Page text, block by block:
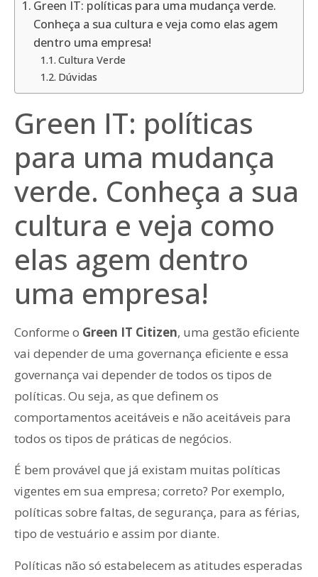
Green IT: políticas para uma mudança verde.
Conheça a sua cultura e veja como elas agem
dentro uma empresa!
Cultura Verde
Dúvidas
Green IT: políticas
para uma mudança
verde. Conheça a sua
cultura e veja como
elas agem dentro
uma empresa!
Conforme o Green IT Citizen, uma gestão eficiente
vai depender de uma governança eficiente e essa
governança vai depender de todos os tipos de
políticas. Ou seja, as que definem os
comportamentos aceitáveis e não aceitáveis para
todos os tipos de práticas de negócios.
É bem provável que já existam muitas políticas
vigentes em sua empresa; correto? Por exemplo,
políticas sobre faltas, de segurança, para as férias,
tipo de vestuário e assim por diante.
Políticas não só estabelecem as atitudes esperadas